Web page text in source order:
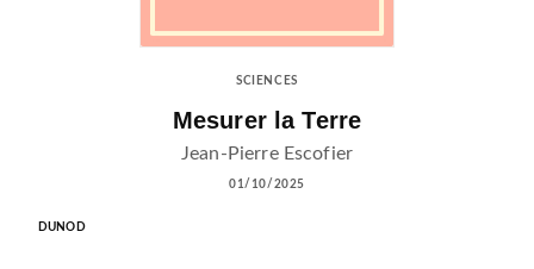
SCIENCES
Mesurer la Terre
Jean-Pierre Escofier
01/10/2025
DUNOD